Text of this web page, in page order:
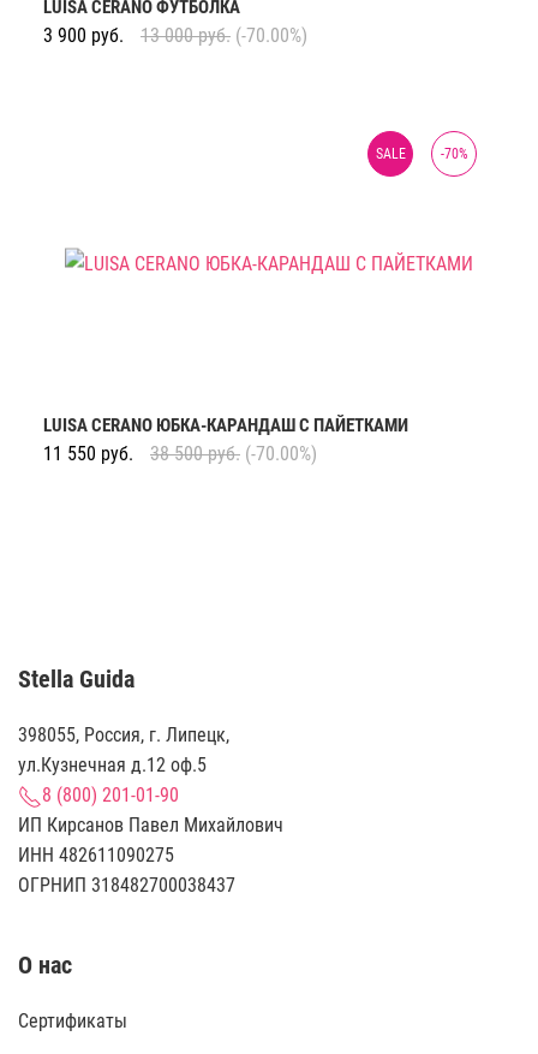
LUISA CERANO ФУТБОЛКА
3 900 руб. 13 000 руб. (-70.00%)
-70%
SALE
LUISA CERANO ЮБКА-КАРАНДАШ С ПАЙЕТКАМИ
11 550 руб. 38 500 руб. (-70.00%)
Stella Guida
398055, Россия, г. Липецк,
ул.Кузнечная д.12 оф.5
8 (800) 201-01-90
ИП Кирсанов Павел Михайлович
ИНН 482611090275
ОГРНИП 318482700038437
О нас
Сертификаты